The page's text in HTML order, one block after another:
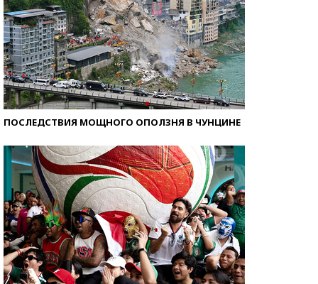
ПОСЛЕДСТВИЯ МОЩНОГО ОПОЛЗНЯ В ЧУНЦИНЕ